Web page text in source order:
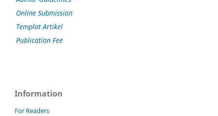
Online Submission
Templat Artikel
Publication Fee
Information
For Readers